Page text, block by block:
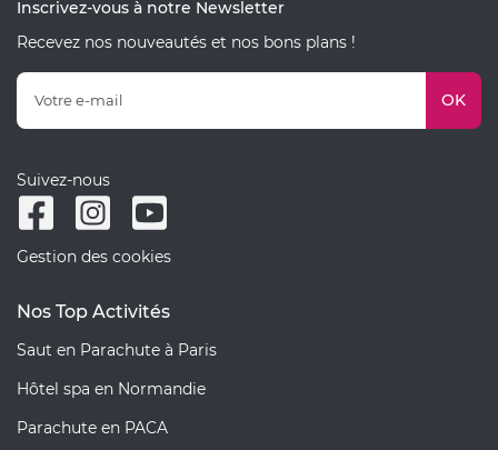
Inscrivez-vous à notre Newsletter
Recevez nos nouveautés et nos bons plans !
OK
Suivez-nous
Gestion des cookies
Nos Top Activités
Saut en Parachute à Paris
Hôtel spa en Normandie
Parachute en PACA